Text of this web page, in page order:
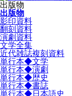
出版物
出版物
影印資料
翻刻資料
演劇資料
文学全集
近代雑誌複刻資料
単行本◆文学
単行本◆演劇
単行本◆歴史
単行本◆書誌
単行本◆日本語史